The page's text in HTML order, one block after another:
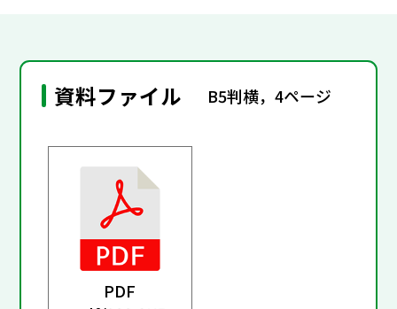
資料ファイル B5判横，4ページ
PDF